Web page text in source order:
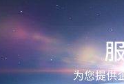
监控